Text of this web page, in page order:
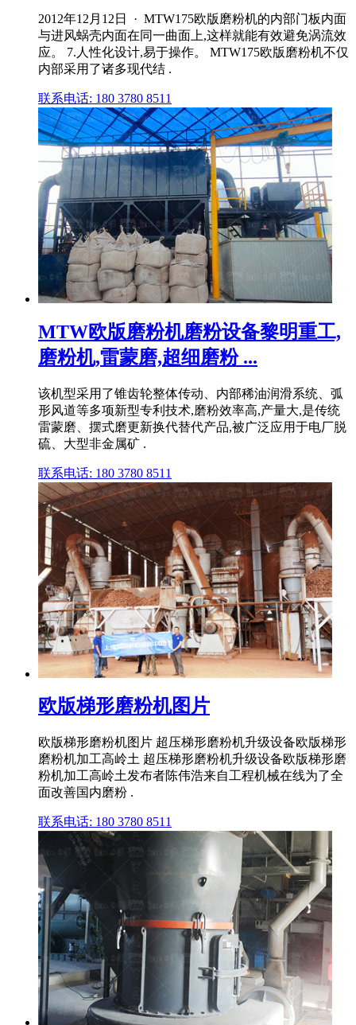
2012年12月12日 · MTW175欧版磨粉机的内部门板内面
与进风蜗壳内面在同一曲面上,这样就能有效避免涡流效
应。 7.人性化设计,易于操作。 MTW175欧版磨粉机不仅
内部采用了诸多现代结 .
联系电话: 180 3780 8511
MTW欧版磨粉机磨粉设备黎明重工,
磨粉机,雷蒙磨,超细磨粉 ...
该机型采用了锥齿轮整体传动、内部稀油润滑系统、弧
形风道等多项新型专利技术,磨粉效率高,产量大,是传统
雷蒙磨、摆式磨更新换代替代产品,被广泛应用于电厂脱
硫、大型非金属矿 .
联系电话: 180 3780 8511
欧版梯形磨粉机图片
欧版梯形磨粉机图片 超压梯形磨粉机升级设备欧版梯形
磨粉机加工高岭土 超压梯形磨粉机升级设备欧版梯形磨
粉机加工高岭土发布者陈伟浩来自工程机械在线为了全
面改善国内磨粉 .
联系电话: 180 3780 8511